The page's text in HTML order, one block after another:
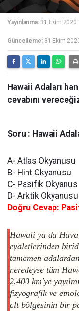
Yayınlanma: 31 Ekim 2020
Güncelleme: 31 Ekim
Hawaii Adaları
cevabını
Soru : Hawaii
A- Atlas Okyanusu
B- Hint Okyanusu
C- Pasifik Okyanus
D- Arktik Okyanusu
Doğru Cevap:
Hawaii ya da
eyaletlerinden
tamamen
neredeyse tüm
2.400 km'ye
fizyografik ve
alt bölgesinin bir